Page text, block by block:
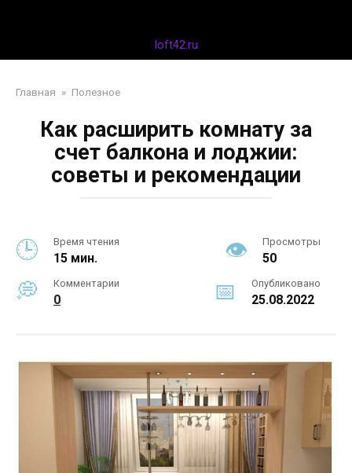
loft42.ru
Главная » Полезное
Как расширить комнату за
счет балкона и лоджии:
советы и рекомендации
Время чтения
15 мин.
Просмотры
50
Комментарии
0
Опубликовано
25.08.2022